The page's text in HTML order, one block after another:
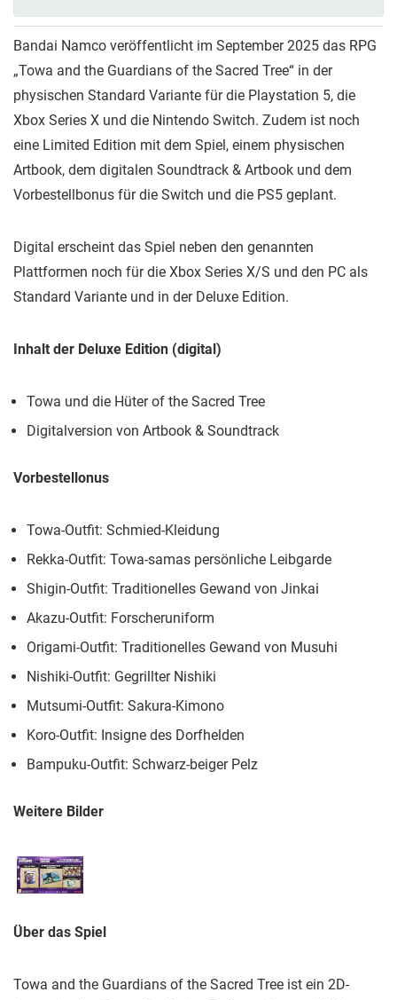
Bandai Namco veröffentlicht im September 2025 das RPG
„Towa and the Guardians of the Sacred Tree“ in der
physischen Standard Variante für die Playstation 5, die
Xbox Series X und die Nintendo Switch. Zudem ist noch
eine Limited Edition mit dem Spiel, einem physischen
Artbook, dem digitalen Soundtrack & Artbook und dem
Vorbestellbonus für die Switch und die PS5 geplant.
Digital erscheint das Spiel neben den genannten
Plattformen noch für die Xbox Series X/S und den PC als
Standard Variante und in der Deluxe Edition.
Inhalt der Deluxe Edition (digital)
Towa und die Hüter of the Sacred Tree
Digitalversion von Artbook & Soundtrack
Vorbestellonus
Towa-Outfit: Schmied-Kleidung
Rekka-Outfit: Towa-samas persönliche Leibgarde
Shigin-Outfit: Traditionelles Gewand von Jinkai
Akazu-Outfit: Forscheruniform
Origami-Outfit: Traditionelles Gewand von Musuhi
Nishiki-Outfit: Gegrillter Nishiki
Mutsumi-Outfit: Sakura-Kimono
Koro-Outfit: Insigne des Dorfhelden
Bampuku-Outfit: Schwarz-beiger Pelz
Weitere Bilder
Über das Spiel
Towa and the Guardians of the Sacred Tree ist ein 2D-